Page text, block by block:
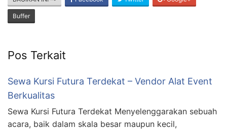
Buffer
Pos Terkait
Sewa Kursi Futura Terdekat – Vendor Alat Event
Berkualitas
Sewa Kursi Futura Terdekat Menyelenggarakan sebuah
acara, baik dalam skala besar maupun kecil,